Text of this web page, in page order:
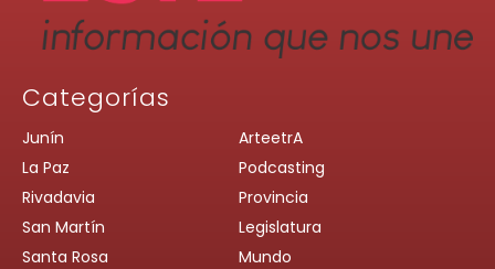
Categorías
Junín
La Paz
Rivadavia
San Martín
Santa Rosa
ArteetrA
Podcasting
Provincia
Legislatura
Mundo